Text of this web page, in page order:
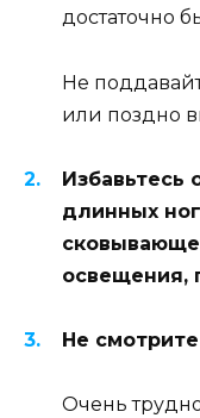
достаточно
Не
или поздно
Избавьтесь
длинных
освещения,
Не
Очень